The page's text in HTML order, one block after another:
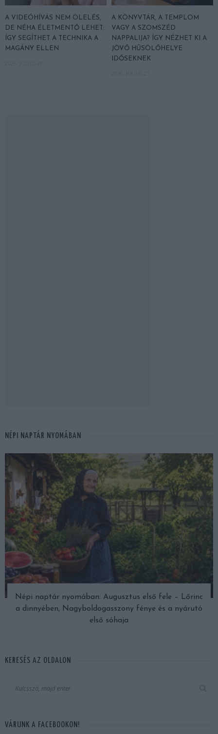
A VIDEÓHÍVÁS NEM ÖLELÉS,
DE NÉHA ÉLETMENTŐ LEHET:
ÍGY SEGÍTHET A TECHNIKA A
MAGÁNY ELLEN
A KÖNYVTÁR, A TEMPLOM
VAGY A SZOMSZÉD
NAPPALIJA? ÍGY NÉZHET KI A
JÖVŐ HŰSÖLŐHELYE
IDŐSEKNEK
NÉPI NAPTÁR NYOMÁBAN
Népi naptár nyomában: Augusztus első fele – Lőrinc
a dinnyében, Nagyboldogasszony fénye és a nyárutó
első sóhaja
KERESÉS AZ OLDALON
VÁRUNK A FACEBOOKON!